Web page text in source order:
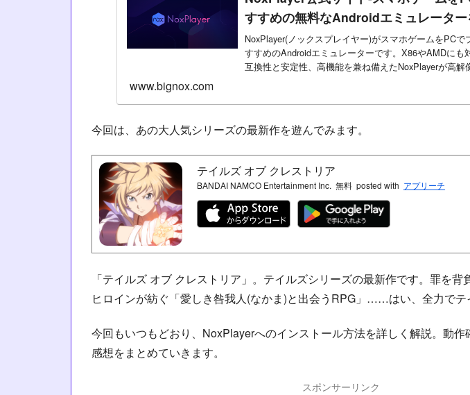
すすめの無料なAndroidエミュレータ
NoxPlayer(ノックスプレイヤー)がスマホゲームをPCで
すすめのAndroidエミュレーターです。X86やAMDにも
互換性と安定性、高機能を兼ね備えたNoxPlayerが高解
www.bignox.com
今回は、あの大人気シリーズの最新作を遊んでみます。
テイルズ オブ クレストリア
BANDAI NAMCO Entertainment Inc. 無料 posted with アプリーチ
「テイルズ オブ クレストリア」。テイルズシリーズの最新作です。罪を背
ヒロインが紡ぐ「愛しき咎我人(なかま)と出会うRPG」……はい、全力でテ
今回もいつもどおり、NoxPlayerへのインストール方法を詳しく解説。動作
感想をまとめていきます。
スポンサーリンク